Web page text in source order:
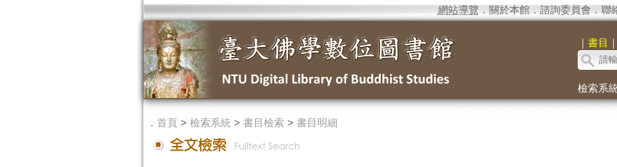
網站導覽 ． 關於本館． 諮詢委員會． 聯
｜ 書目 ｜
檢索系
． 首頁> 檢索系統> 書目檢索> 書目明細